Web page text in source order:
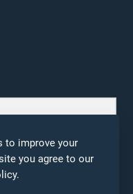
to improve your
you agree to our
.